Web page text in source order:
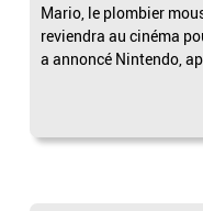
Mario, le plombier
reviendra au cinéma
a annoncé Nintendo,